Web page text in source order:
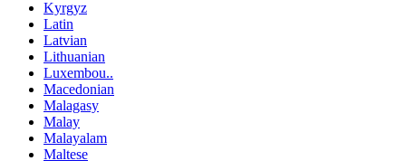
Kyrgyz
Latin
Latvian
Lithuanian
Luxembou..
Macedonian
Malagasy
Malay
Malayalam
Maltese